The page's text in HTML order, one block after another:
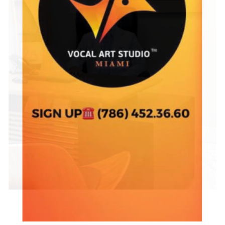
искусства, которые помогут вам развить свои творческие
способности — каждый найдет что-то для себя. Более
спортивные люди могут по достоинству оценить прогулки
на свежем воздухе, езду на велосипеде или занятия йогой,
а те, кто любит культуру и обучение, всегда могут
развлечься книжными клубами и сериями лекций. Для
любителей музыки в нескольких городах проводятся
мероприятия живой музыки: от концертов классической
музыки до выступлений рок-групп.
Классификация развлечений для